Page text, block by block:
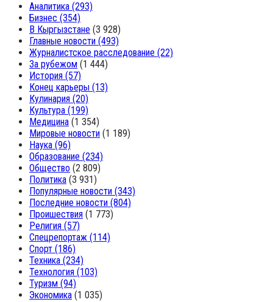
Аналитика (293)
Бизнес (354)
В Кыргызстане (3 928)
Главные новости (493)
Журналистское расследование (22)
За рубежом (1 444)
История (57)
Конец карьеры (13)
Кулинария (20)
Культура (199)
Медицина (1 354)
Мировые новости (1 189)
Наука (96)
Образование (234)
Общество (2 809)
Политика (3 931)
Популярные новости (343)
Последние новости (804)
Проишествия (1 773)
Религия (57)
Спецрепортаж (114)
Спорт (186)
Техника (234)
Технология (103)
Туризм (94)
Экономика (1 035)